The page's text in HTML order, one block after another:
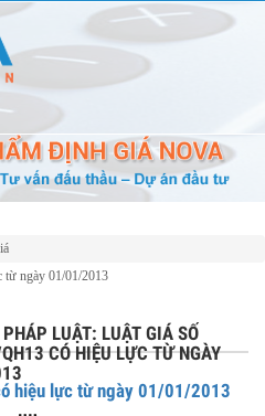
từ ngày 01/01/2013
LUẬT: LUẬT GIÁ SỐ
CÓ HIỆU LỰC TỪ NGÀY
hiệu lực từ ngày 01/01/2013